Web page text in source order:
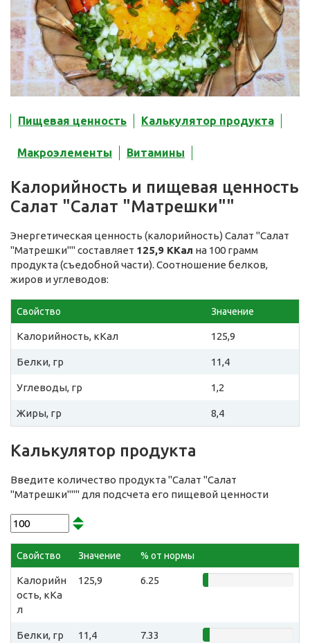
Пищевая ценность Калькулятор продукта
Макроэлементы Витамины
Калорийность и пищевая ценность
Салат "Салат "Матрешки""
Энергетическая ценность (калорийность) Салат "Салат
"Матрешки"" составляет 125,9 ККал на 100 грамм
продукта (съедобной части). Соотношение белков,
жиров и углеводов:
Свойство Значение
Калорийность, кКал 125,9
Белки, гр 11,4
Углеводы, гр 1,2
Жиры, гр 8,4
Калькулятор продукта
Введите количество продукта "Салат "Салат
"Матрешки""" для подсчета его пищевой ценности
Свойство Значение % от нормы
Калорийн
ость, кКа
л
125,9 6.25
Белки, гр 11,4 7.33